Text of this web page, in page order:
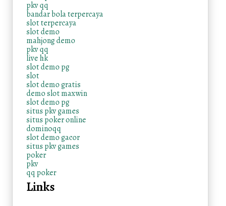
pkv qq
bandar bola terpercaya
slot terpercaya
slot demo
mahjong demo
pkv qq
live hk
slot demo pg
slot
slot demo gratis
demo slot maxwin
slot demo pg
situs pkv games
situs poker online
dominoqq
slot demo gacor
situs pkv games
poker
pkv
qq poker
Links